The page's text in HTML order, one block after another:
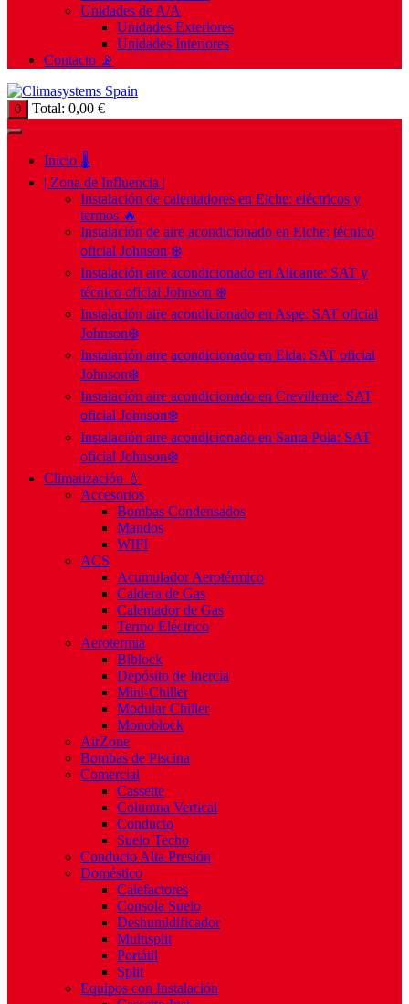
Unidades de A/A
Unidades Exteriores
Unidades Interiores
Contacto 📡
0 Total: 0,00 €
Inicio 🌡️
| Zona de Influencia |
Instalación de calentadores en Elche: eléctricos y
termos 🔥
Instalación de aire acondicionado en Elche: técnico
oficial Johnson ❄️
Instalación aire acondicionado en Alicante: SAT y
técnico oficial Johnson ❄️
Instalación aire acondicionado en Aspe: SAT oficial
Johnson❄️
Instalación aire acondicionado en Elda: SAT oficial
Johnson❄️
Instalación aire acondicionado en Crevillente: SAT
oficial Johnson❄️
Instalación aire acondicionado en Santa Pola: SAT
oficial Johnson❄️
Climatización 💧
Accesorios
Bombas Condensados
Mandos
WIFI
ACS
Acumulador Aerotérmico
Caldera de Gas
Calentador de Gas
Termo Eléctrico
Aerotermia
Biblock
Depósito de Inercia
Mini-Chiller
Modular Chiller
Monoblock
AirZone
Bombas de Piscina
Comercial
Cassette
Columna Vertical
Conducto
Suelo Techo
Conducto Alta Presión
Doméstico
Calefactores
Consola Suelo
Deshumidificador
Multisplit
Portátil
Split
Equipos con Instalación